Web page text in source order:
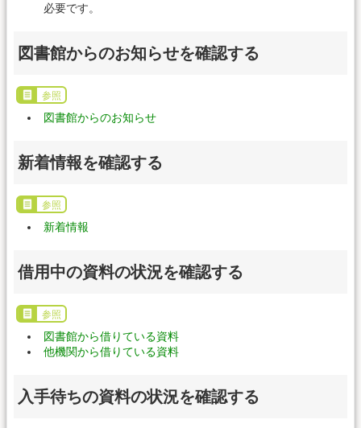
必要です。
図書館からのお知らせを確認する
参照
図書館からのお知らせ
新着情報を確認する
参照
新着情報
借用中の資料の状況を確認する
参照
図書館から借りている資料
他機関から借りている資料
入手待ちの資料の状況を確認する